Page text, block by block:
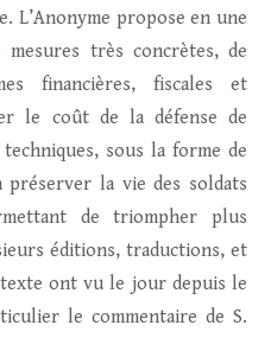
L’Anonyme propose en une
très concrètes, de
financières, fiscales et
le coût de la défense de
sous la forme de
préserver la vie des soldats
de triompher plus
éditions, traductions, et
ont vu le jour depuis le
le commentaire de S.